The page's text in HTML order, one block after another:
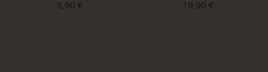
5,90 € 19,90 €